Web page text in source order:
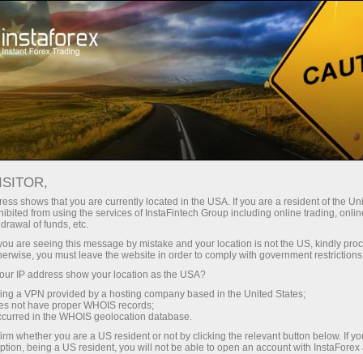
For Beginners
Useful
Articles about Forex
FOREX FOR BEGINNERS
افتح حساب تداول افتح
shows that you are currently located in the USA. If you are a resident of the
from using the services of InstaFintech Group including online trading,
of funds, etc.
are seeing this message by mistake and your location is not the US, kindly
you must leave the website in order to comply with government
IP address show your location as the USA?
a VPN provided by a hosting company based in the United States;
not have proper WHOIS records;
in the WHOIS geolocation database.
whether you are a US resident or not by clicking the relevant button below. If
being a US resident, you will not be able to open an account with InstaForex